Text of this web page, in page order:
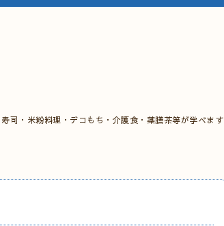
司・米粉料理・デコもち・介護食・薬膳茶等が学べます